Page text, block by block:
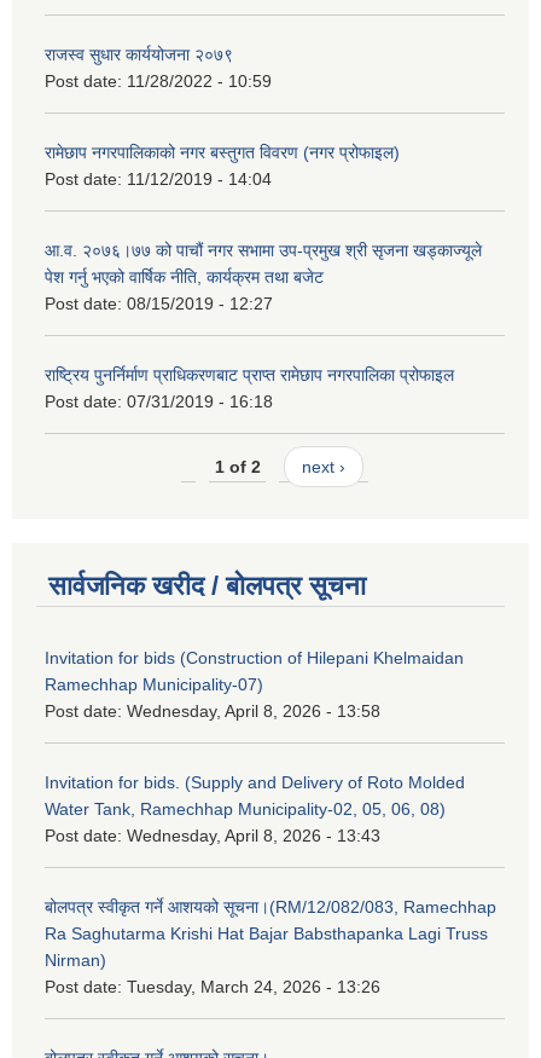
राजस्व सुधार कार्ययोजना २०७९
Post date: 11/28/2022 - 10:59
रामेछाप नगरपालिकाको नगर बस्तुगत विवरण (नगर प्रोफाइल)
Post date: 11/12/2019 - 14:04
आ.व. २०७६।७७ को पाचौं नगर सभामा उप-प्रमुख श्री सृजना खड्काज्यूले
पेश गर्नु भएको वार्षिक नीति, कार्यक्रम तथा बजेट
Post date: 08/15/2019 - 12:27
राष्ट्रिय पुनर्निर्माण प्राधिकरणबाट प्राप्त रामेछाप नगरपालिका प्रोफाइल
Post date: 07/31/2019 - 16:18
1 of 2 next ›
सार्वजनिक खरीद / बोलपत्र सूचना
Invitation for bids (Construction of Hilepani Khelmaidan
Ramechhap Municipality-07)
Post date: Wednesday, April 8, 2026 - 13:58
Invitation for bids. (Supply and Delivery of Roto Molded
Water Tank, Ramechhap Municipality-02, 05, 06, 08)
Post date: Wednesday, April 8, 2026 - 13:43
बोलपत्र स्वीकृत गर्ने आशयको सूचना।(RM/12/082/083, Ramechhap
Ra Saghutarma Krishi Hat Bajar Babsthapanka Lagi Truss
Nirman)
Post date: Tuesday, March 24, 2026 - 13:26